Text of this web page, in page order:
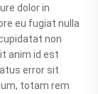
dolor in
eu fugiat nulla
non
anim id est
error sit
totam rem